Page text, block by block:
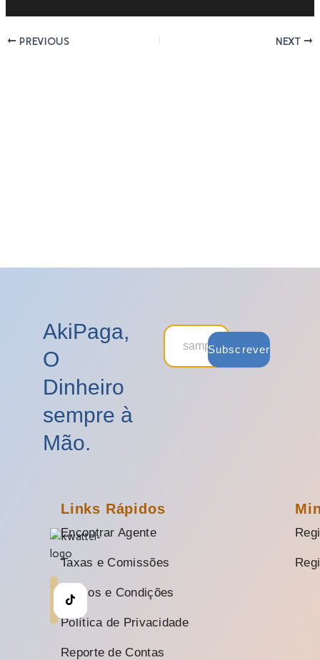
PREVIOUS NEXT
AkiPaga,
O
Dinheiro
sempre à
Mão.
Subscrever
Links Rápidos
Encontrar Agente
Taxas e Comissões
Termos e Condições
Política de Privacidade
Reporte de Contas